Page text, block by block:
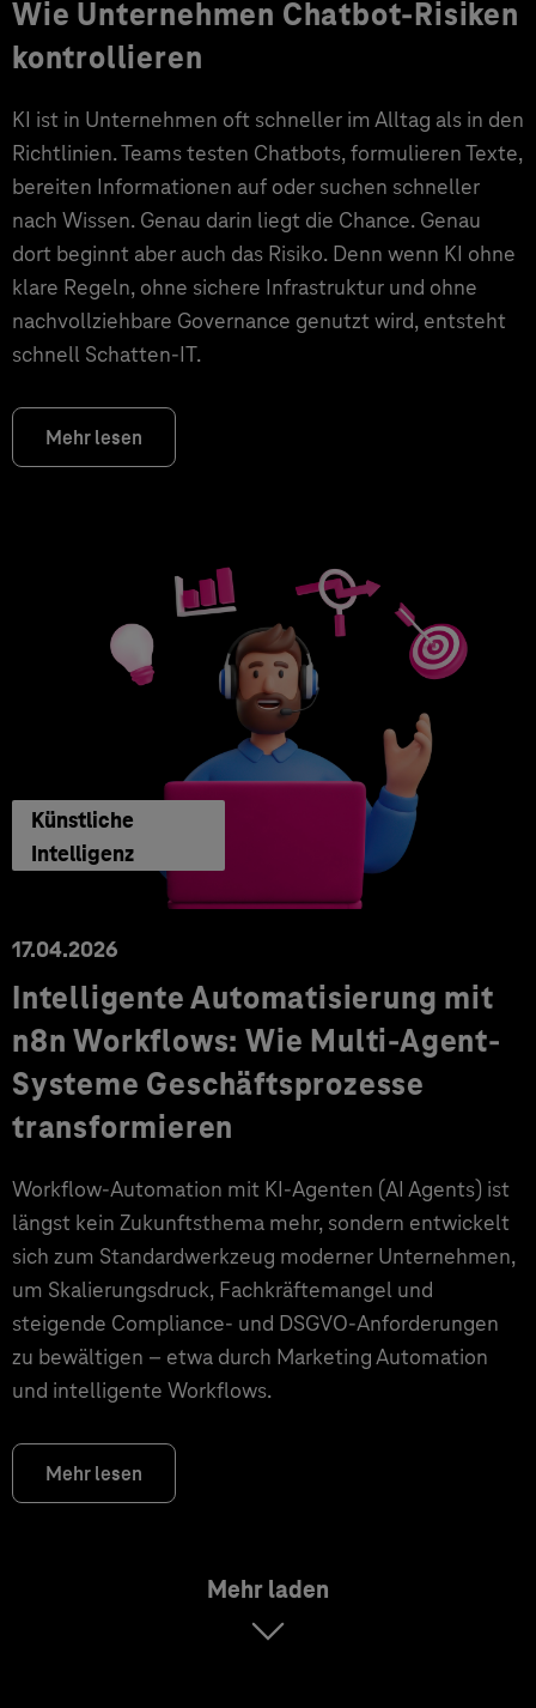
Wie Unternehmen Chatbot-Risiken
kontrollieren
KI ist in Unternehmen oft schneller im Alltag als in den
Richtlinien. Teams testen Chatbots, formulieren Texte,
bereiten Informationen auf oder suchen schneller
nach Wissen. Genau darin liegt die Chance. Genau
dort beginnt aber auch das Risiko. Denn wenn KI ohne
klare Regeln, ohne sichere Infrastruktur und ohne
nachvollziehbare Governance genutzt wird, entsteht
schnell Schatten-IT.
Mehr lesen
Künstliche
Intelligenz
17.04.2026
Intelligente Automatisierung mit
n8n Workflows: Wie Multi-Agent-
Systeme Geschäftsprozesse
transformieren
Workflow-Automation mit KI-Agenten (AI Agents) ist
längst kein Zukunftsthema mehr, sondern entwickelt
sich zum Standardwerkzeug moderner Unternehmen,
um Skalierungsdruck, Fachkräftemangel und
steigende Compliance- und DSGVO-Anforderungen
zu bewältigen – etwa durch Marketing Automation
und intelligente Workflows.
Mehr lesen
Mehr laden